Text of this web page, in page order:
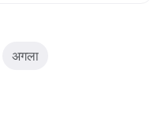
अगला